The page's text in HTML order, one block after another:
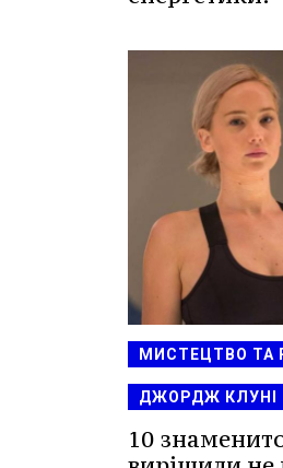
МИСТЕЦТВО ТА
ДЖОРДЖ КЛУНІ
10